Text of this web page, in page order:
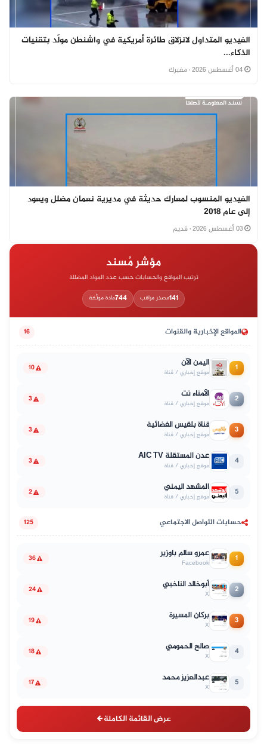
الفيديو المتداول لانزلاق طائرة أمريكية في واشنطن مولّد بتقنيات
الذكاء...
· مفبرك
الفيديو المنسوب لمعارك حديثة في مديرية نعمان مضلل ويعود
إلى عام 2018
· قديم
مؤشر مُسند
ترتيب المواقع والحسابات حسب عدد المواد المضللة
141مصدر مراقب 744مادة موثّقة
المواقع الإخبارية والقنوات 16
1 اليمن الآن
موقع إخباري / قناة 10
2 الأمناء نت
موقع إخباري / قناة 3
3 قناة بلقيس الفضائية
موقع إخباري / قناة 3
4 عدن المستقلة AIC TV
موقع إخباري / قناة 3
5 المشهد اليمني
موقع إخباري / قناة 2
حسابات التواصل الاجتماعي 125
1 عمرو سالم باوزير
Facebook
36
2 أبوخالد الناخبي
X
24
3 بركان المسيرة
X
19
4 صالح الحمومي
X
18
5 عبدالعزيز محمد
X
17
عرض القائمة الكاملة